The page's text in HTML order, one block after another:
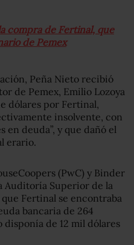
compra de Fertinal, que
de Pemex
Peña Nieto recibió
de Pemex, Emilio Lozoya
dólares por Fertinal,
insolvente, con
en deuda”, y que dañó el
erario.
(PwC) y Binder
Auditoría Superior de la
Fertinal se encontraba
bancaria de 264
disponía de 12 mil dólares